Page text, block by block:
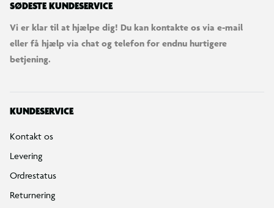
SØDESTE KUNDESERVICE
Vi er klar til at hjælpe dig! Du kan kontakte os via e-mail
eller få hjælp via chat og telefon for endnu hurtigere
betjening.
KUNDESERVICE
Kontakt os
Levering
Ordrestatus
Returnering